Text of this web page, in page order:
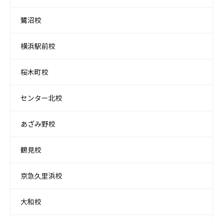
鷺沼校
横浜駅前校
桜木町校
センター北校
あざみ野校
鶴見校
京急久里浜校
大和校